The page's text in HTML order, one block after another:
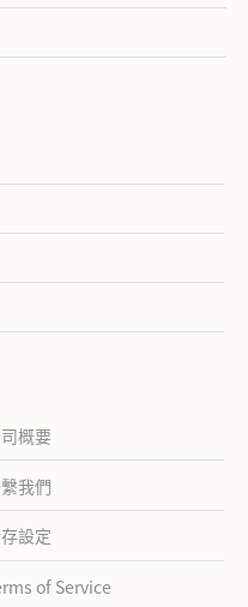
概要
我們
設定
of Service